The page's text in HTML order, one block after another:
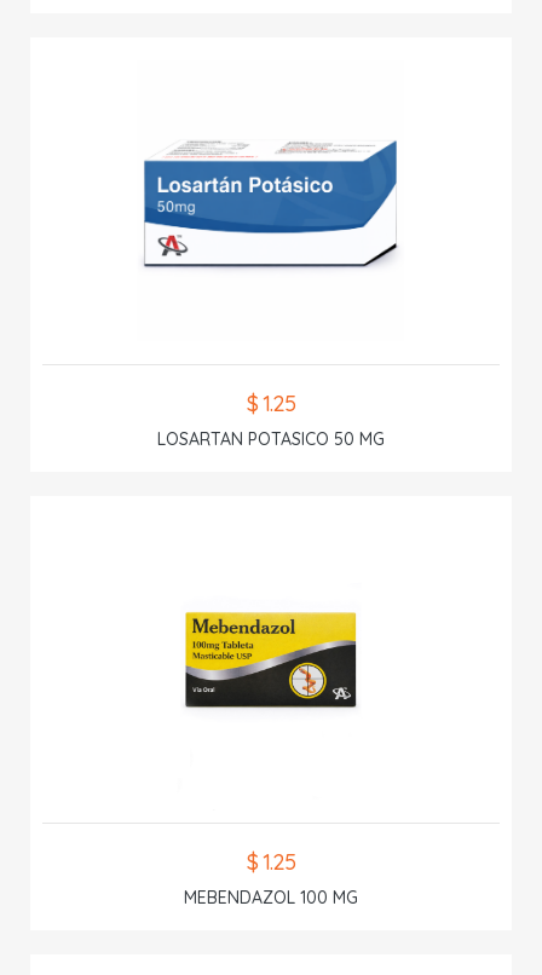
$ 1.25
LOSARTAN POTASICO 50 MG
$ 1.25
MEBENDAZOL 100 MG